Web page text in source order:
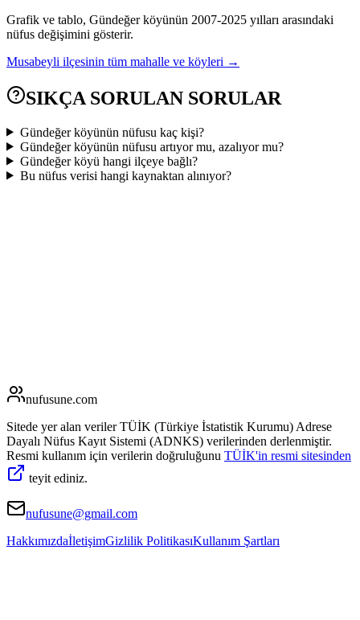
Grafik ve tablo, Gündeğerköyünün 2007-2025 yılları arasındaki
nüfus değişimini gösterir.
Musabeyli ilçesinin tüm mahalle ve köyleri →
SIKÇA SORULAN SORULAR
Gündeğer köyünün nüfusu kaç kişi?
Gündeğer köyünün nüfusu artıyor mu, azalıyor mu?
Gündeğer köyü hangi ilçeye bağlı?
Bu nüfus verisi hangi kaynaktan alınıyor?
nufusune.com
Sitede yer alan veriler TÜİK (Türkiye İstatistik Kurumu) Adrese
Dayalı Nüfus Kayıt Sistemi (ADNKS) verilerinden derlenmiştir.
Resmi kullanım için verilerin doğruluğunu TÜİK'in resmi sitesinden
teyit ediniz.
nufusune@gmail.com
HakkımızdaİletişimGizlilik PolitikasıKullanım Şartları